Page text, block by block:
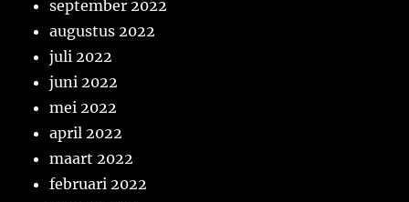
september 2022
augustus 2022
juli 2022
juni 2022
mei 2022
april 2022
maart 2022
februari 2022